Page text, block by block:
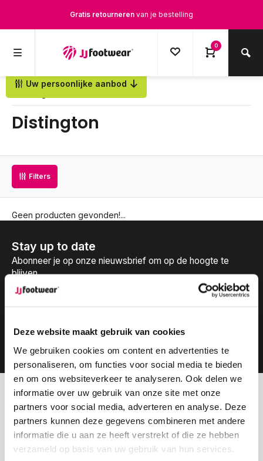
Deze website maakt gebruik van cookies
We gebruiken cookies om content en advertenties te
personaliseren, om functies voor social media te bieden
en om ons websiteverkeer te analyseren. Ook delen we
informatie over uw gebruik van onze site met onze
partners voor social media, adverteren en analyse. Deze
partners kunnen deze gegevens combineren met andere
informatie die u aan ze heeft verstrekt of die ze hebben
verzameld op basis van uw gebruik van hun services.
Gratis retourneren van je bestelling
0
Uw persoonlijke aanbod
Distington
Filters
Geen producten gevonden!...
Stay up to date
Abonneer je op onze nieuwsbrief om op de hoogte te
blijven.
Kunnen we helpen?
Klantenservice:
Bel ons
0416-272223